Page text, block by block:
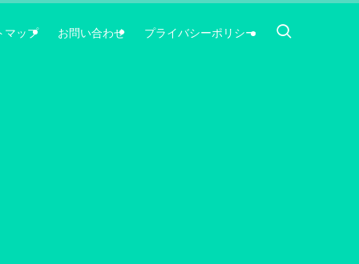
マップ お問い合わせ プライバシーポリシー